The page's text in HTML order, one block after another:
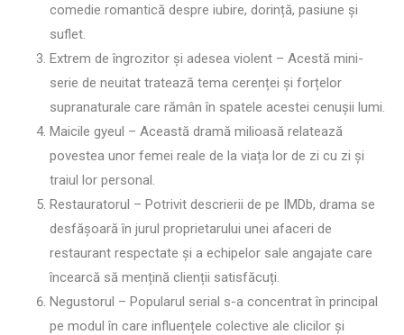
comedie romantică despre iubire, dorință, pasiune și
suflet.
Extrem de îngrozitor și adesea violent – Acestă mini-
serie de neuitat tratează tema cerenței și forțelor
supranaturale care rămân în spatele acestei cenușii lumi.
Maicile gyeul – Această dramă milioasă relatează
povestea unor femei reale de la viața lor de zi cu zi și
traiul lor personal.
Restauratorul – Potrivit descrierii de pe IMDb, drama se
desfășoară în jurul proprietarului unei afaceri de
restaurant respectate și a echipelor sale angajate care
încearcă să mențină clienții satisfăcuți.
Negustorul – Popularul serial s-a concentrat în principal
pe modul în care influențele colective ale clicilor și